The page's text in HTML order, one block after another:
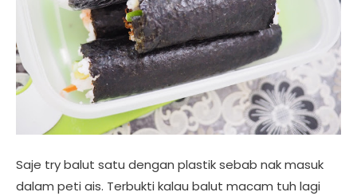
Saje try balut satu dengan plastik sebab nak masuk
dalam peti ais. Terbukti kalau balut macam tuh lagi